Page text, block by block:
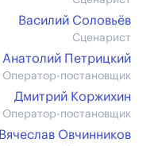
Василий Соловьёв
Сценарист
Анатолий Петрицкий
Оператор-постановщик
Дмитрий Коржихин
Оператор-постановщик
Вячеслав Овчинников